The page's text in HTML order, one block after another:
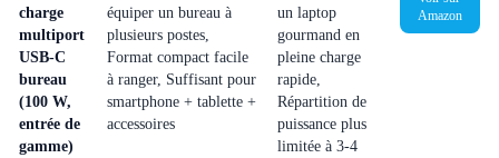
charge
multiport
USB-C
bureau
(100 W,
entrée de
gamme)
équiper un bureau à
plusieurs postes,
Format compact facile
à ranger, Suffisant pour
smartphone + tablette +
accessoires
un laptop
gourmand en
pleine charge
rapide,
Répartition de
puissance plus
limitée à 3-4
Amazon